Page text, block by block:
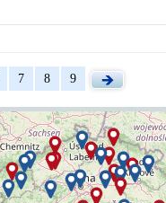
7 8 9